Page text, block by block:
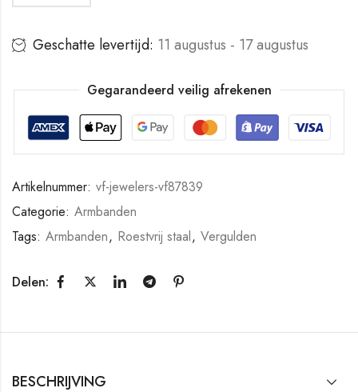
Geschatte levertijd: 11 augustus - 17 augustus
Gegarandeerd veilig afrekenen
Artikelnummer: vf-jewelers-vf87839
Categorie: Armbanden
Tags: Armbanden, Roestvrij staal, Vergulden
Delen:
BESCHRIJVING